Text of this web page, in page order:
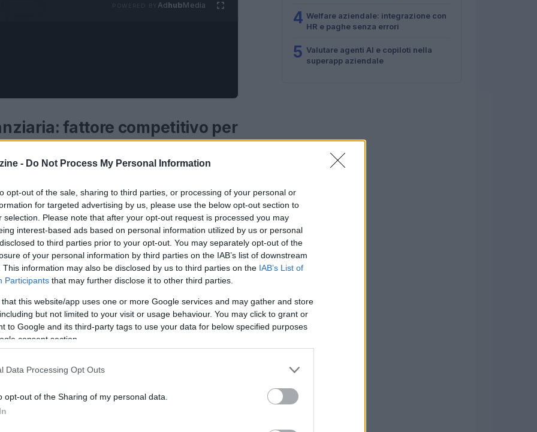
- Do Not Process My Personal Information
opt-out of the sale, sharing to third parties, or processing of your personal or
for targeted advertising by us, please use the below opt-out section to
selection. Please note that after your opt-out request is processed you may
interest-based ads based on personal information utilized by us or personal
to third parties prior to your opt-out. You may separately opt-out of the
of your personal information by third parties on the IAB’s list of downstream
This information may also be disclosed by us to third parties on the IAB’s List of
Participants that may further disclose it to other third parties.
that this website/app uses one or more Google services and may gather and store
but not limited to your visit or usage behaviour. You may click to grant or
to Google and its third-party tags to use your data for below specified purposes
consent section.
Data Processing Opt Outs
opt-out of the Sharing of my personal data.
AdhubMedia
fattore competitivo per
non finanziaria ha progressivamente
comunicativo. Diventa invece un
.
4 Welfare aziendale: integrazione con
HR e paghe senza errori
5 Valutare agenti AI e copiloti nella
superapp aziendale